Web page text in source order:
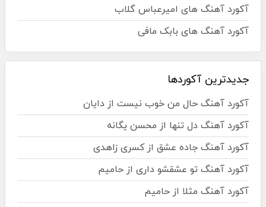
آکورد آهنگ های امیرعباس گلاب
آکورد آهنگ های بابک مافی
جدیدترین آکوردها
آکورد آهنگ حال من خوب نیست از دایان
آکورد آهنگ دل تنها از محسن یگانه
آکورد آهنگ جاده عشق از کسری زاهدی
آکورد آهنگ تو عشقشو داری از حامیم
آکورد آهنگ مثلا از حامیم